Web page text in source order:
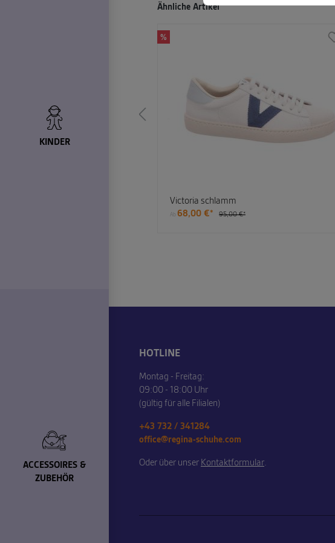
KINDER
ACCESSOIRES &
ZUBEHÖR
Produktgalerie überspringen
Ähnliche Artikel
%
Victoria schlamm
Ab 68,00 €* 95,00 €*
HOTLINE
Montag - Freitag:
09:00 - 18:00 Uhr
(gültig für alle Filialen)
+43 732 / 341284
office@regina-schuhe.com
Oder über unser Kontaktformular.